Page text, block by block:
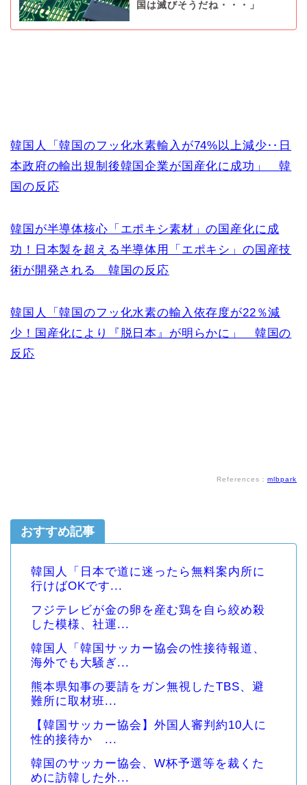
国は滅びそうだね・・・」
韓国人「韓国のフッ化水素輸入が74%以上減少‥日
本政府の輸出規制後韓国企業が国産化に成功」 韓
国の反応
韓国が半導体核心「エポキシ素材」の国産化に成
功！日本製を超える半導体用「エポキシ」の国産技
術が開発される 韓国の反応
韓国人「韓国のフッ化水素の輸入依存度が22％減
少！国産化により『脱日本』が明らかに」 韓国の
反応
References： mlbpark
おすすめ記事
韓国人「日本で道に迷ったら無料案内所に
行けばOKです...
フジテレビが金の卵を産む鶏を自ら絞め殺
した模様、社運...
韓国人「韓国サッカー協会の性接待報道、
海外でも大騒ぎ...
熊本県知事の要請をガン無視したTBS、避
難所に取材班...
【韓国サッカー協会】外国人審判約10人に
性的接待か ...
韓国のサッカー協会、W杯予選等を裁くた
めに訪韓した外...